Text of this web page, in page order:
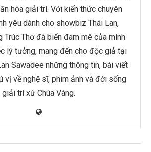
hóa giải trí. Với kiến thức chuyên
yêu dành cho showbiz Thái Lan,
Trúc Thơ đã biến đam mê của mình
lý tưởng, mang đến cho độc giả tại
Sawadee những thông tin, bài viết
vị về nghệ sĩ, phim ảnh và đời sống
giải trí xứ Chùa Vàng.